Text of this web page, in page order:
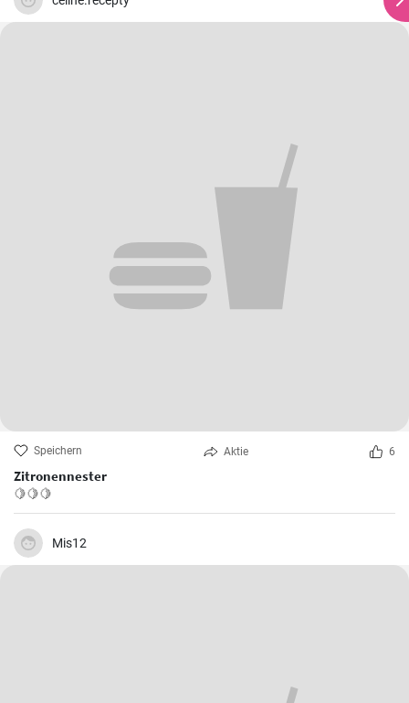
Speichern Aktie 6
Zitronennester
🍋🍋🍋
Mis12